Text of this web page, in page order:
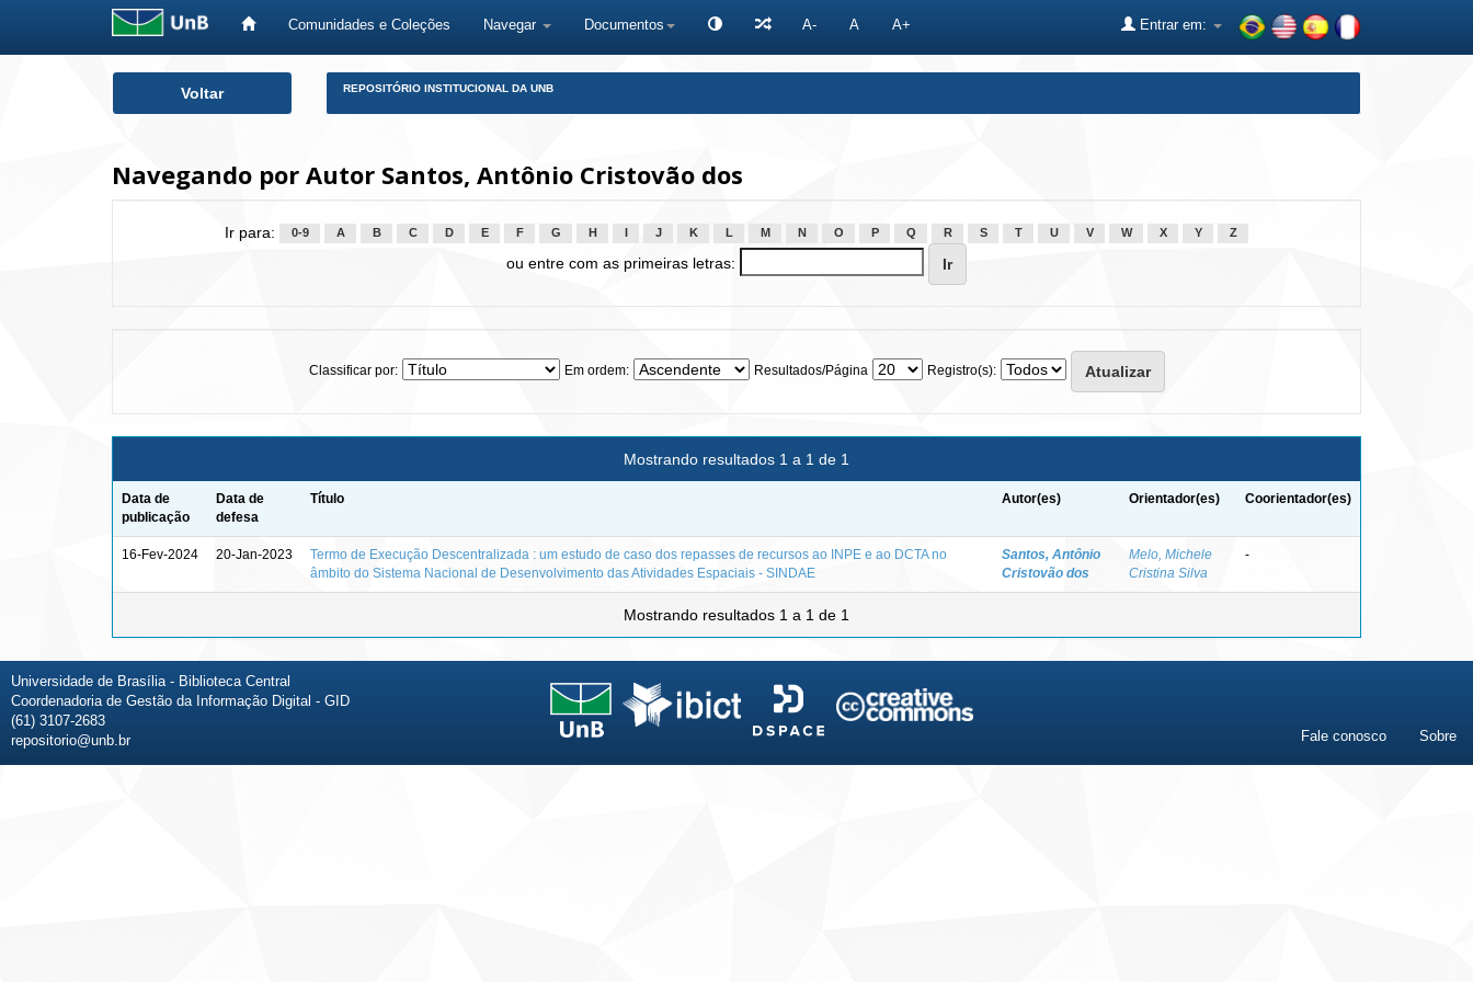
Comunidades e Coleções Navegar Documentos A- A A+ Entrar em:
Voltar REPOSITÓRIO INSTITUCIONAL DA UNB
Navegando por Autor Santos, Antônio Cristovão dos
Ir para: 0-9 A B C D E F G H J K L M N O P Q R S T U V W X Y Z
ou entre com as primeiras letras:
Classificar por: Em ordem: Resultados/Página Registro(s):
Mostrando resultados 1 a 1 de 1
Data de
publicação
Data de
defesa
Título Autor(es) Orientador(es) Coorientador(es)
16-Fev-2024 20-Jan-2023
Termo de Execução Descentralizada : um estudo de caso dos repasses de recursos ao INPE e ao DCTA no
âmbito do Sistema Nacional de Desenvolvimento das Atividades Espaciais - SINDAE
Santos, Antônio
Cristovão dos
Melo, Michele
Cristina Silva
-
Mostrando resultados 1 a 1 de 1
Universidade de Brasília - Biblioteca Central
Coordenadoria de Gestão da Informação Digital - GID
(61) 3107-2683
repositorio@unb.br
Fale conosco Sobre